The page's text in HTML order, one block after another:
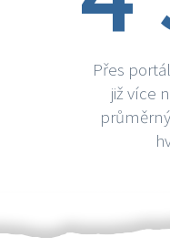
Přes
již více